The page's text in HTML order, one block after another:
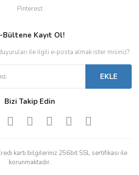
Pinterest
Bültene Kayıt Ol!
ile ilgili e-posta almak ister misiniz?
EKLE
Bizi Takip Edin
kartı bilgileriniz 256bit SSL sertifikası ile
korunmaktadır.